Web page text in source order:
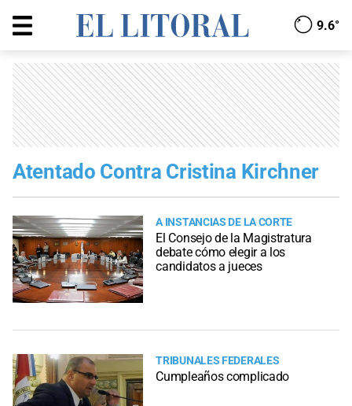
9.6°
Atentado Contra Cristina Kirchner
A INSTANCIAS DE LA CORTE
El Consejo de la Magistratura
debate cómo elegir a los
candidatos a jueces
TRIBUNALES FEDERALES
Cumpleaños complicado